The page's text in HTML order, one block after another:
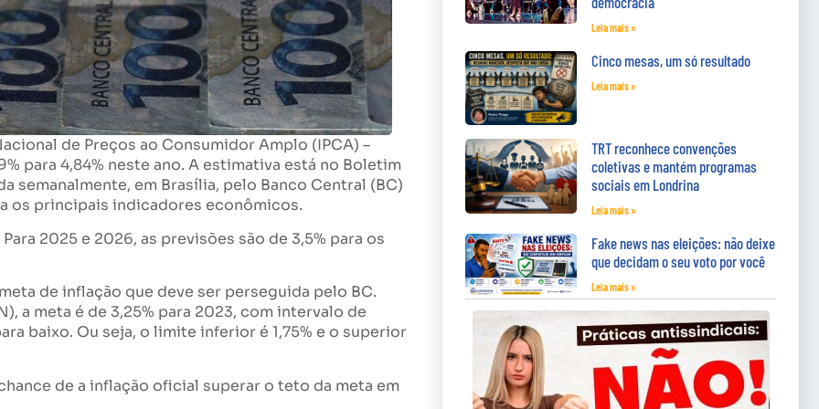
de Preços ao Consumidor Amplo (IPCA) –
para 4,84% neste ano. A estimativa está no Boletim
semanalmente, em Brasília, pelo Banco Central (BC)
os principais indicadores econômicos.
2025 e 2026, as previsões são de 3,5% para os
de inflação que deve ser perseguida pelo BC.
a meta é de 3,25% para 2023, com intervalo de
baixo. Ou seja, o limite inferior é 1,75% e o superior
de a inflação oficial superar o teto da meta em
Leia mais »
Cinco mesas, um só resultado
Leia mais »
TRT reconhece convenções
coletivas e mantém programas
sociais em Londrina
Leia mais »
Fake news nas eleições: não deixe
que decidam o seu voto por você
Leia mais »